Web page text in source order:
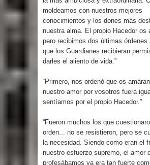
moldeamos con nuestros mejores
conocimientos y los dones más
nuestra alma. El propio Hacedor os
pero recibimos dos últimas órdenes
que los Guardianes recibieran
darles el aliento de vida.”
“Primero, nos ordenó que os
nuestro amor por vosotros fuera
sentíamos por el propio Hacedor.”
“Fueron muchos los que
orden... no se resistieron, pero se
la necesidad. Siendo como eran el
nuestro esfuerzo supremo, el amor
profesábamos ya era tan fuerte